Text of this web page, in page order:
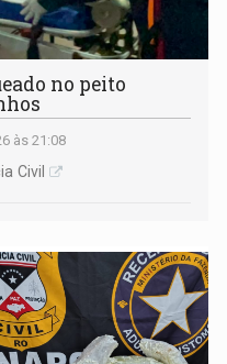
no peito
às 21:08
Civil